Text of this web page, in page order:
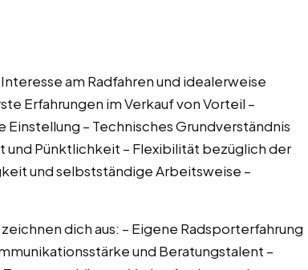
am Radfahren und idealerweise
Erfahrungen im Verkauf von Vorteil –
– Technisches Grundverständnis
und Pünktlichkeit – Flexibilität bezüglich der
und selbstständige Arbeitsweise –
dich aus: – Eigene Radsporterfahrung
und Beratungstalent –